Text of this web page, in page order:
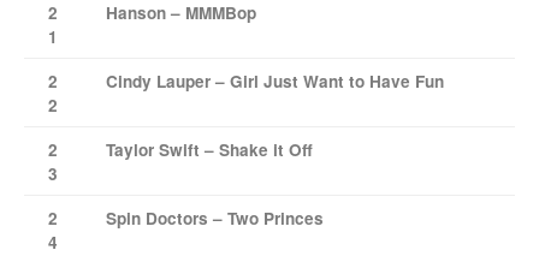
2
1
Hanson – MMMBop
2
2
Cindy Lauper – Girl Just Want to Have Fun
2
3
Taylor Swift – Shake it Off
2
4
Spin Doctors – Two Princes